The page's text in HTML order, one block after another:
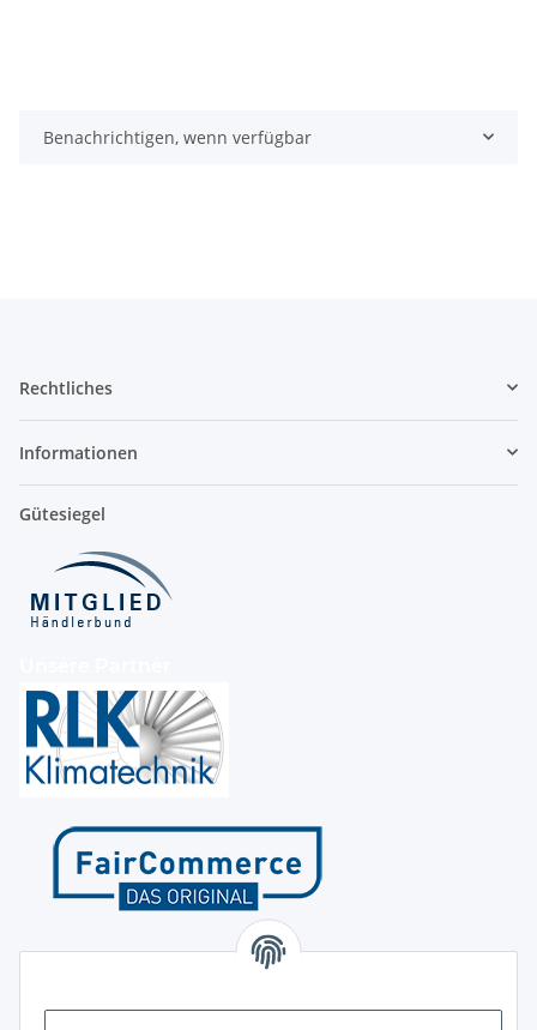
Benachrichtigen, wenn verfügbar
Rechtliches
Informationen
Gütesiegel